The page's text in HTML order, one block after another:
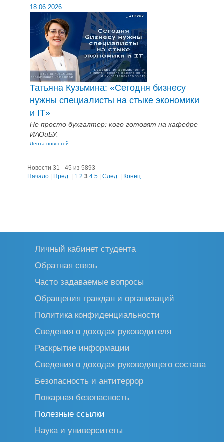
18.06.2026
Татьяна Кузьмина: «Сегодня бизнесу
нужны специалисты на стыке экономики
и IT»
Не просто бухгалтер: кого готовят на кафедре
ИАОиБУ.
Лента новостей
Новости 31 - 45 из 5893
Начало
Пред. 1 2 3 4 5 След. Конец
Личный кабинет студента
Обратная связь
Часто задаваемые вопросы
Обращения граждан и организаций
Политика конфиденциальности
Сведения о доходах руководителя
Раскрытие информации
Сведения о доходах руководящего состава
Безопасность и антитеррор
Пожарная безопасность
Полезные ссылки
Наука и университеты